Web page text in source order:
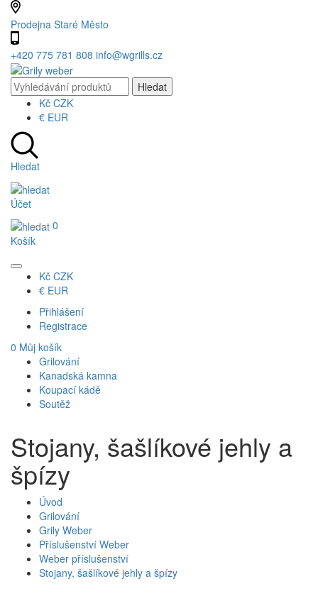
Prodejna Staré Město
+420 775 781 808 info@wgrills.cz
Kč CZK
€ EUR
Hledat
Účet
0
Košík
Kč CZK
€ EUR
Přihlášení
Registrace
0 Můj košík
Grilování
Kanadská kamna
Koupací kádě
Soutěž
Stojany, šašlíkové jehly a
špízy
Úvod
Grilování
Grily Weber
Příslušenství Weber
Weber příslušenství
Stojany, šašlíkové jehly a špízy